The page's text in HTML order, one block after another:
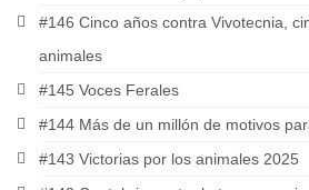
#146 Cinco años contra Vivotecnia,
animales
#145 Voces Ferales
#144 Más de un millón de motivos
#143 Victorias por los animales 2025